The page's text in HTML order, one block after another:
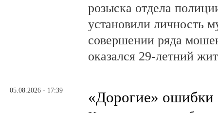
розыска отдела
установили личность
совершении ряда
оказался 29-летний
05.08.2026 - 17:39 «Дорогие» ошибки